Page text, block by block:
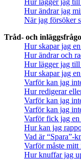
Hur lägger jag
Hur ändrar jag
När jag försöker
Tråd- och
Hur skapar jag
Hur ändrar och
Hur lägger jag
Hur skapar jag
Varför kan jag
Hur redigerar
Varför kan jag
Varför kan jag
Varför fick jag
Hur kan jag
Vad är “Spara”-
Varför måste mitt
Hur knuffar jag